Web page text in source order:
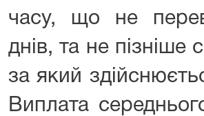
часу, що не
днів, та не пізніше
за який
Виплата